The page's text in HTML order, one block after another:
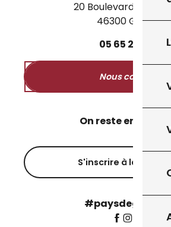
27
AOÛT
EXPOSITION
20 Boulevard des
46300 Gourdon
05 65 27 50
Nous contacter
On reste en
S'inscrire à la